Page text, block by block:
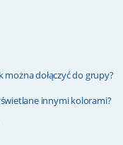
dołączyć do grupy?
innymi kolorami?